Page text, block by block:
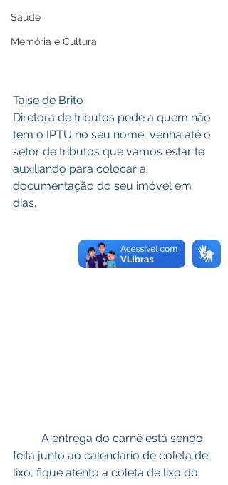
Saúde
Memória e Cultura
Taise de Brito
Diretora de tributos pede a quem não
tem o IPTU no seu nome, venha até o
setor de tributos que vamos estar te
auxiliando para colocar a
documentação do seu imóvel em
dias.
feita junto ao calendário de coleta de
lixo, fique atento a coleta de lixo do